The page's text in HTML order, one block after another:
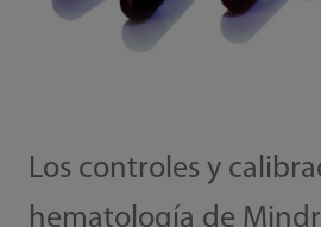
Los controles y
hematología de